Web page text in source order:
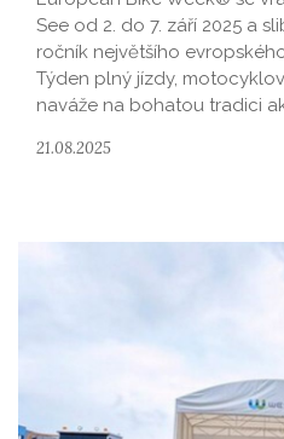
See od 2. do 7. září 2025 a
ročník největšího
Týden plný jízdy,
naváže na bohatou tradici
21.08.2025